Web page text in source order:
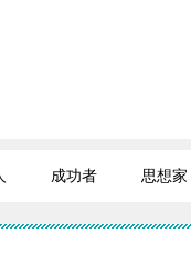
成功者 思想家